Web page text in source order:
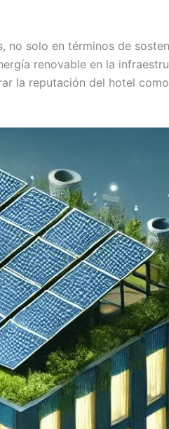
no solo en términos de
renovable en la
la reputación del hotel